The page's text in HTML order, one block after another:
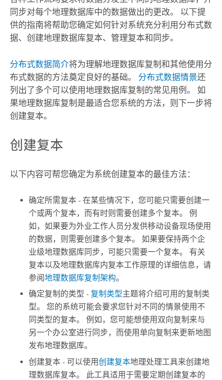
同步对每个地理数据库中的数据做出的更改。 以下提
供的指南将帮助您确定如何针对系统充分利用分布式数
据、创建地理数据库复本、管理复本和同步。
分布式数据简介将为理解地理数据库复制和其他使用分
布式数据的方法奠定良好的基础。 分布式数据情景还
列出了多个可以使用地理数据库复制的常见用例。 如
果地理数据库复制是最适合您系统的方法，则下一步将
创建复本。
创建复本
以下内容可帮您确定为系统创建复本的最佳方法：
确定所需复本 - 在某些情况下，您可能只需要创建一
个或两个复本，而有时则需要创建多个复本。 例
如，如果要为外业工作人员分发供移动设备现场使用
的数据，则需要创建多个复本。 如果要保持两个企
业级地理数据库同步，可能只需要一个复本。 有关
复本以及地理数据库内复本工作原理的详细信息，请
参阅地理数据库复制架构。
确定复制的类型 - 复制类型主题将介绍可用的复制类
型。 您的系统可能会要求您针对不同的情景使用不
同类型的复本。 例如，您可能想使用双向复制来与
另一个办公室进行同步，而使用单向复制来更新地图
发布地理数据库。
创建复本 - 可以使用创建复本地理处理工具来创建地
理数据库复本。 此工具适用于需要定期创建复本的